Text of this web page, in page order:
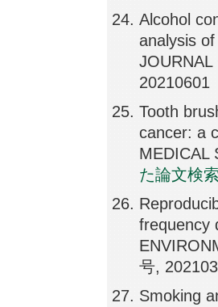
Alcohol
analysis
20210601
Tooth
cancer: a
MEDICAL
た論文検
frequency
号,
Smoking